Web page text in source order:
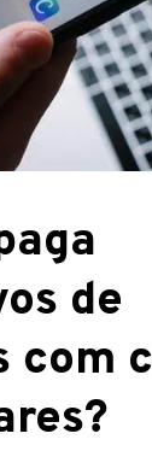
de
com